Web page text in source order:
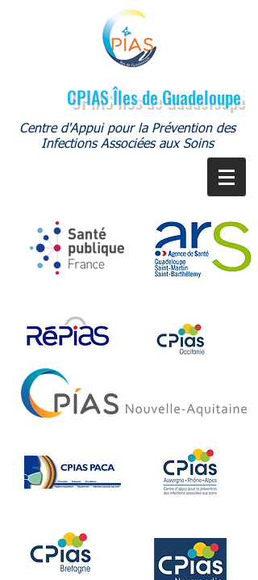
CPIAS Îles de Guadeloupe
Centre d'Appui pour la Prévention des
Infections Associées aux Soins